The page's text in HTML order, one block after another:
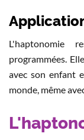
L'haptonomie
programmées.
avec son enfant
monde, même